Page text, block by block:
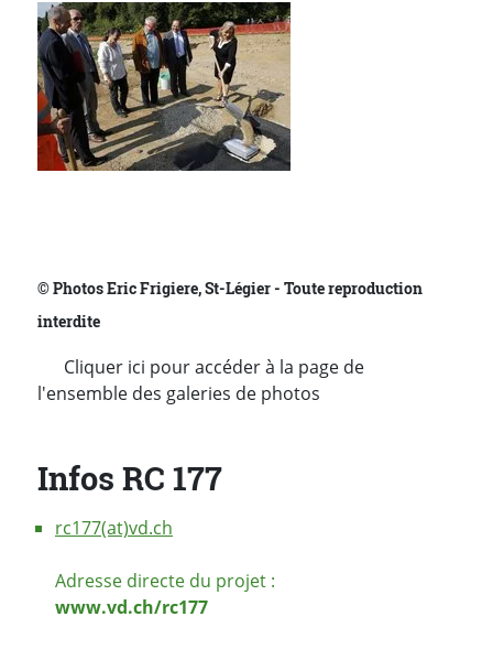
© Photos Eric Frigiere, St-Légier - Toute reproduction
interdite
Cliquer ici pour accéder à la page de
l'ensemble des galeries de photos
Infos RC 177
rc177(at)vd.ch
Adresse directe du projet :
www.vd.ch/rc177